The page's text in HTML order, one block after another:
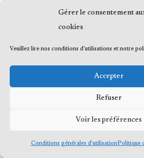
Gérer le consentement
cookies
Veuillez lire nos conditions d'utilisations et notre
Accepter
Refuser
Voir les préférences
Conditions générales d’utilisationPolitique